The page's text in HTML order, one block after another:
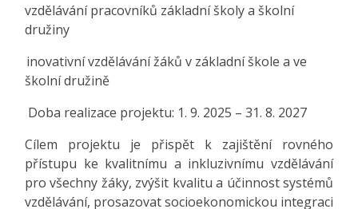
vzdělávání pracovníků základní školy a školní
družiny
inovativní vzdělávání žáků v základní škole a ve
školní družině
Doba realizace projektu: 1. 9. 2025 – 31. 8. 2027
Cílem projektu je přispět k zajištění rovného
přístupu ke kvalitnímu a inkluzivnímu vzdělávání
pro všechny žáky, zvýšit kvalitu a účinnost systémů
vzdělávání, prosazovat socioekonomickou integraci